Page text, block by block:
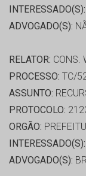
INTERESSADO(S):
ADVOGADO(S):
RELATOR: CONS.
PROCESSO: TC/
ASSUNTO:
PROTOCOLO:
ORGÃO:
INTERESSADO(S):
ADVOGADO(S):